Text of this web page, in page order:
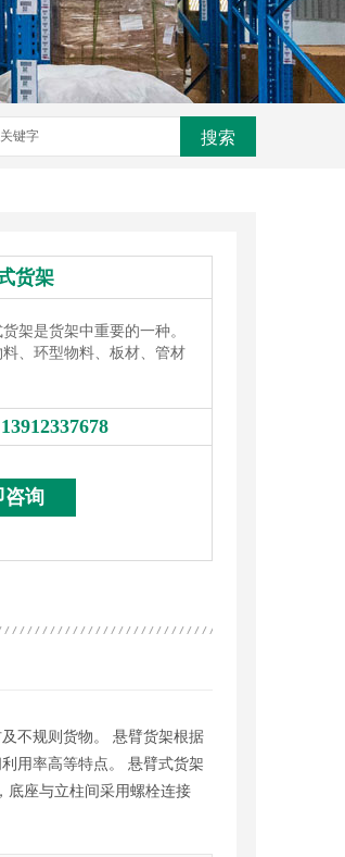
搜索
货架
架是货架中重要的一种。
、环型物料、板材、管材
13912337678
13912337678
咨询
不规则货物。 悬臂货架根据
用率高等特点。 悬臂式货架
底座与立柱间采用螺栓连接